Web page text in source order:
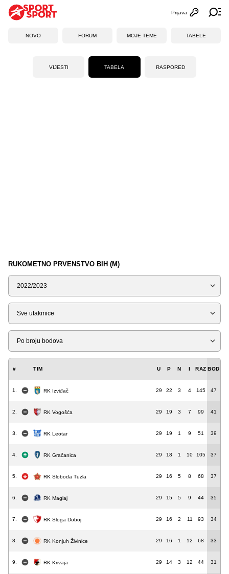
Otvori
Prijava
NOVO FORUM MOJE TEME TABELE
VIJESTI TABELA RASPORED
RUKOMETNO PRVENSTVO BIH (M)
Sezona
Tip
Liga
# TIM U P N I RAZ BOD
1. RK Izviđač 29 22 3 4 145 47
2. RK Vogošća 29 19 3 7 99 41
3. RK Leotar 29 19 1 9 51 39
4. RK Gračanica 29 18 1 10 105 37
5. RK Sloboda Tuzla 29 16 5 8 68 37
6. RK Maglaj 29 15 5 9 44 35
7. RK Sloga Doboj 29 16 2 11 93 34
8. RK Konjuh Živinice 29 16 1 12 68 33
9. RK Krivaja 29 14 3 12 44 31